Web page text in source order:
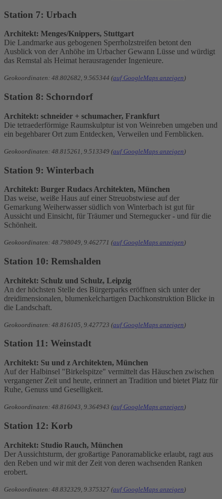
Station 7: Urbach
Architekt: Menges/Knippers, Stuttgart
Die Landmarke aus gebogenen Sperrholzstreifen betont den
Ausblick von der Anhöhe im Urbacher Gewann Lüsse und würdigt
das Remstal als Heimat herausragender Ingenieure.
Geokoordinaten: 48.802682, 9.565344 (auf GoogleMaps anzeigen)
Station 8: Schorndorf
Architekt: schneider + schumacher, Frankfurt
Die tetraederförmige Raumskulptur ist von Weinreben umgeben und
ein begehbarer Ort zum Entdecken, Verweilen und Fernblicken.
Geokoordinaten: 48.815261, 9.513349 (auf GoogleMaps anzeigen)
Station 9: Winterbach
Architekt: Burger Rudacs Architekten, München
Das weise, weiße Haus auf einer Streuobstwiese auf der
Gemarkung Weiherwasser südlich von Winterbach ist gut für
Aussicht und Einsicht, für Träumer und Sternegucker - und für die
Schönheit.
Geokoordinaten: 48.798049, 9.462771 (auf GoogleMaps anzeigen)
Station 10: Remshalden
Architekt: Schulz und Schulz, Leipzig
An der höchsten Stelle des Bürgerparks eröffnen sich unter der
dreidimensionalen, blumenkelchartigen Dachkonstruktion Blicke in
die Landschaft.
Geokoordinaten: 48.816105, 9.427723 (auf GoogleMaps anzeigen)
Station 11: Weinstadt
Architekt: Su und z Architekten, München
Auf der Halbinsel "Birkelspitze" vermittelt das Häuschen zwischen
vergangener Zeit und heute, erinnert an Tradition und bietet Platz für
Ruhe, Genuss und Geselligkeit.
Geokoordinaten: 48.816043, 9.364943 (auf GoogleMaps anzeigen)
Station 12: Korb
Architekt: Studio Rauch, München
Der Aussichtsturm, der großartige Panoramablicke erlaubt, ragt aus
den Reben und wir mit der Zeit von deren wachsenden Ranken
erobert.
Geokoordinaten: 48.832329, 9.375327 (auf GoogleMaps anzeigen)